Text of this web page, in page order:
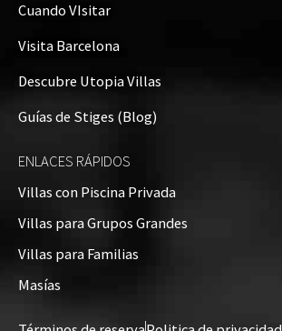
Cuando VIsitar
Visita Barcelona
Descubre Utopia Villas
Guías de Stiges (Blog)
ENLACES RÁPIDOS
Villas con Piscina Privada
Villas para Grupos Grandes
Villas para Familias
Masías